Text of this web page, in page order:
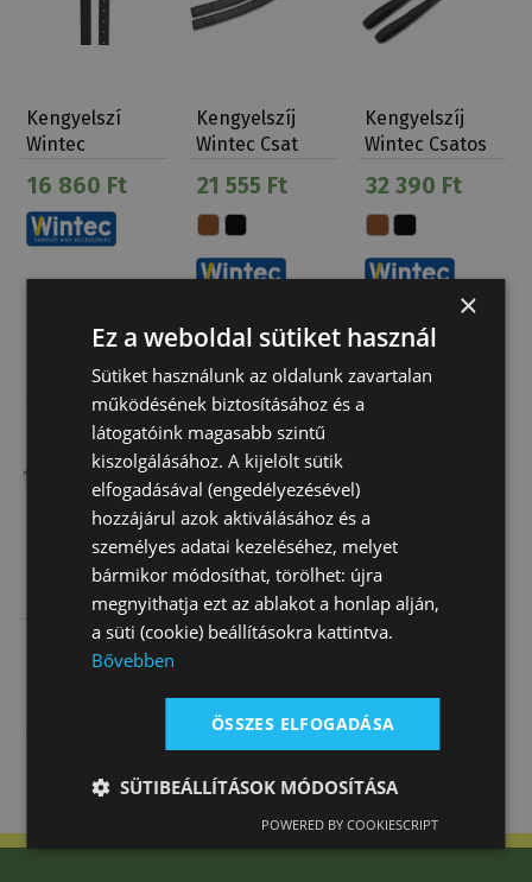
Kengyelszí
Wintec
16 860 Ft
Kengyelszíj
Wintec Csat
21 555 Ft
Kengyelszíj
Wintec Csatos
32 390 Ft
Kengyelszíj
15 600 Ft
Kengyelszíj
Póni Daslö Új
11 750 Ft
Kengyelszíj
9 860 Ft
×
Ez a weboldal sütiket használ
Sütiket használunk az oldalunk zavartalan
működésének biztosításához és a
látogatóink magasabb szintű
kiszolgálásához. A kijelölt sütik
elfogadásával (engedélyezésével)
hozzájárul azok aktiválásához és a
személyes adatai kezeléséhez, melyet
bármikor módosíthat, törölhet: újra
megnyithatja ezt az ablakot a honlap alján,
a süti (cookie) beállításokra kattintva.
Bővebben
ÖSSZES ELFOGADÁSA
SÜTIBEÁLLÍTÁSOK MÓDOSÍTÁSA
POWERED BY COOKIESCRIPT